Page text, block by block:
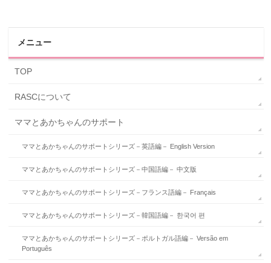
メニュー
TOP
RASCについて
ママとあかちゃんのサポート
ママとあかちゃんのサポートシリーズ－英語編－ English Version
ママとあかちゃんのサポートシリーズ－中国語編－ 中文版
ママとあかちゃんのサポートシリーズ－フランス語編－ Français
ママとあかちゃんのサポートシリーズ－韓国語編－ 한국어 편
ママとあかちゃんのサポートシリーズ－ポルトガル語編－ Versão em
Português